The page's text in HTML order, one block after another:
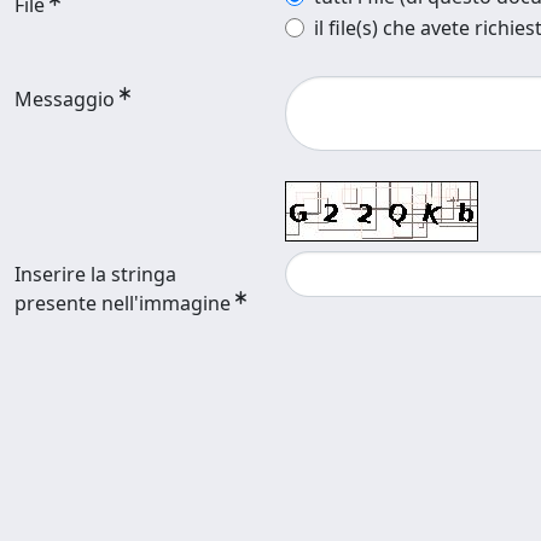
il file(s) che avete
Messaggio
Inserire la stringa
presente nell'immagine